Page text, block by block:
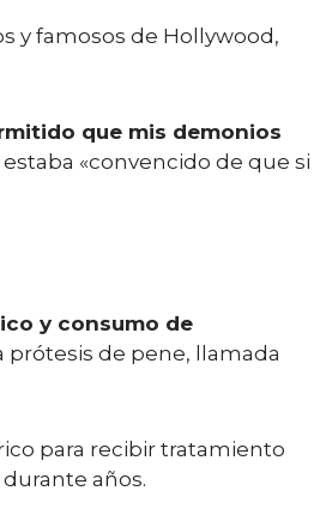
y famosos de Hollywood,
que mis demonios
«convencido de que si
y consumo de
de pene, llamada
para recibir tratamiento
años.